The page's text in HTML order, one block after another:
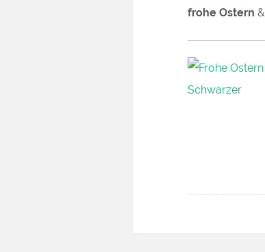
frohe Ostern